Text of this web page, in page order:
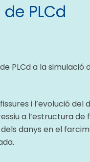
PLCd
PLCd a la
i l’evolució del
a l’estructura
danys en el